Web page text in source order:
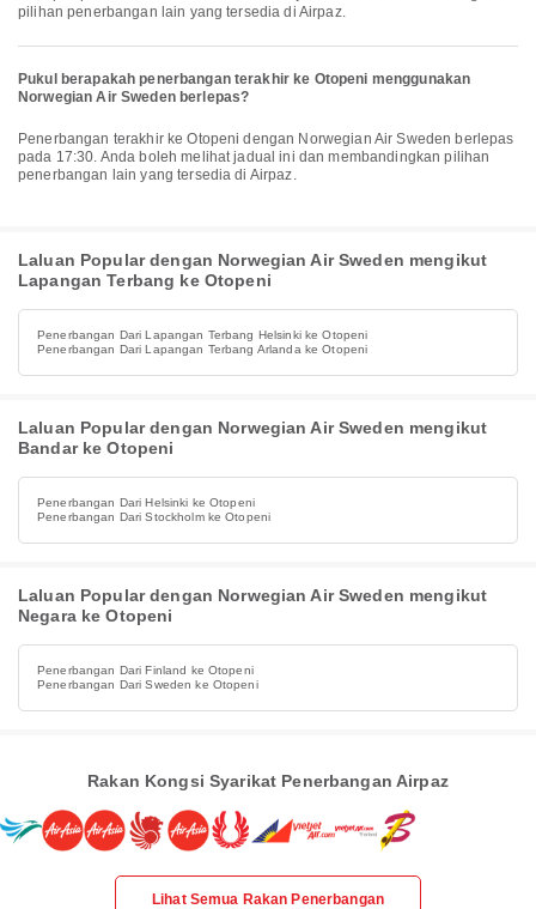
pilihan penerbangan lain yang tersedia di Airpaz.
Pukul berapakah penerbangan terakhir ke Otopeni menggunakan
Norwegian Air Sweden berlepas?
Penerbangan terakhir ke Otopeni dengan Norwegian Air Sweden berlepas
pada 17:30. Anda boleh melihat jadual ini dan membandingkan pilihan
penerbangan lain yang tersedia di Airpaz.
Laluan Popular dengan Norwegian Air Sweden mengikut
Lapangan Terbang ke Otopeni
Penerbangan Dari Lapangan Terbang Helsinki ke Otopeni
Penerbangan Dari Lapangan Terbang Arlanda ke Otopeni
Laluan Popular dengan Norwegian Air Sweden mengikut
Bandar ke Otopeni
Penerbangan Dari Helsinki ke Otopeni
Penerbangan Dari Stockholm ke Otopeni
Laluan Popular dengan Norwegian Air Sweden mengikut
Negara ke Otopeni
Penerbangan Dari Finland ke Otopeni
Penerbangan Dari Sweden ke Otopeni
Rakan Kongsi Syarikat Penerbangan Airpaz
Lihat Semua Rakan Penerbangan